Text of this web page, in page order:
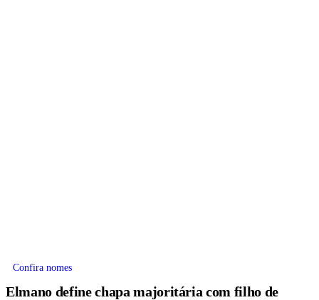
Confira nomes
Elmano define chapa majoritária com filho de